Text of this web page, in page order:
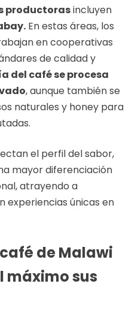
productorasincluyen
En estas áreas, los
en cooperativas
de calidad y
del café se procesa
, aunque también se
naturales y honey para
el perfil del sabor,
mayor diferenciación
atrayendo a
experiencias únicas en
de Malawi
máximo sus